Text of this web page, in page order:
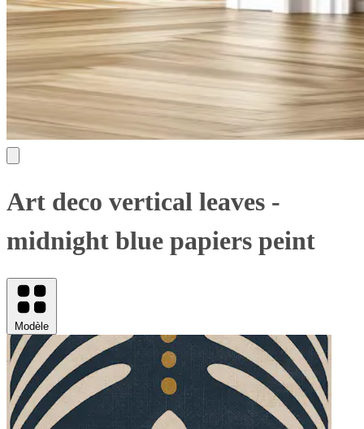
Art deco vertical leaves -
midnight blue papiers peint
Modèle